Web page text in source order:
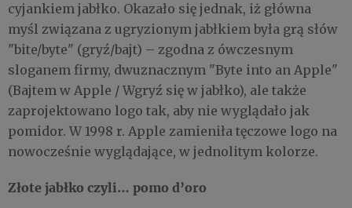
cyjankiem jabłko. Okazało się jednak, iż główna
myśl związana z ugryzionym jabłkiem była grą słów
"bite/byte" (gryź/bajt) – zgodna z ówczesnym
sloganem firmy, dwuznacznym "Byte into an Apple"
(Bajtem w Apple / Wgryź się w jabłko), ale także
zaprojektowano logo tak, aby nie wyglądało jak
pomidor. W 1998 r. Apple zamieniła tęczowe logo na
nowocześnie wyglądające, w jednolitym kolorze.
Złote jabłko czyli… pomo d’oro